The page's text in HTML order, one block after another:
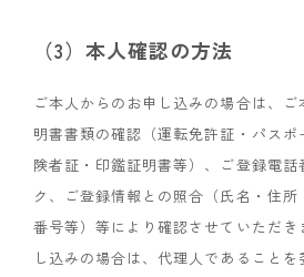
（3）本人確認の方法
ご本人からのお申し込みの場合は、
明書書類の確認（運転免許証・パス
険者証・印鑑証明書等）、ご登録電話
ク、ご登録情報との照合（氏名・住
番号等）等により確認させていただき
し込みの場合は、代理人であること